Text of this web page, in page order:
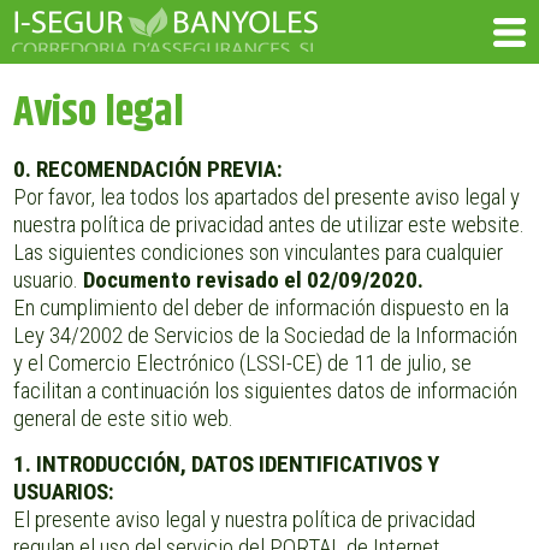
Aviso legal
0. RECOMENDACIÓN PREVIA:
Por favor, lea todos los apartados del presente aviso legal y
nuestra política de privacidad antes de utilizar este website.
Las siguientes condiciones son vinculantes para cualquier
usuario. Documento revisado el 02/09/2020.
En cumplimiento del deber de información dispuesto en la
Ley 34/2002 de Servicios de la Sociedad de la Información
y el Comercio Electrónico (LSSI-CE) de 11 de julio, se
facilitan a continuación los siguientes datos de información
general de este sitio web.
1. INTRODUCCIÓN, DATOS IDENTIFICATIVOS Y
USUARIOS:
El presente aviso legal y nuestra política de privacidad